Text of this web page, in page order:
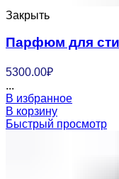
Закрыть
Парфюм для
5300.00₽
...
В избранное
В корзину
Быстрый просмотр